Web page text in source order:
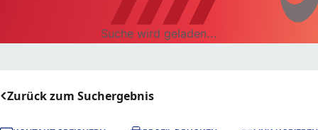
Suche wird geladen...
Zurück zum Suchergebnis